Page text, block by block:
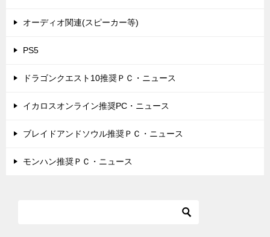
オーディオ関連(スピーカー等)
PS5
ドラゴンクエスト10推奨ＰＣ・ニュース
イカロスオンライン推奨PC・ニュース
ブレイドアンドソウル推奨ＰＣ・ニュース
モンハン推奨ＰＣ・ニュース